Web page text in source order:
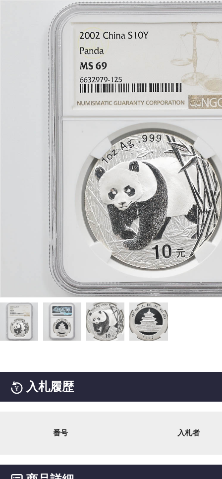
入札履歴
番号 入札者